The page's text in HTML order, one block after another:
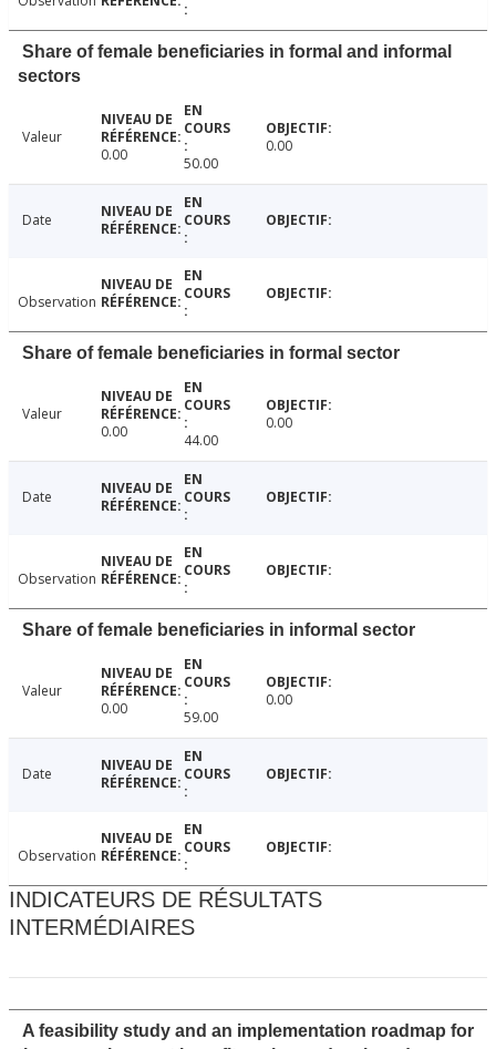
Share of female beneficiaries in formal and informal
sectors
Valeur
0.00
50.00
0.00
Date
Observation
Share of female beneficiaries in formal sector
Valeur
0.00
44.00
0.00
Date
Observation
Share of female beneficiaries in informal sector
Valeur
0.00
59.00
0.00
Date
Observation
INDICATEURS DE RÉSULTATS
INTERMÉDIAIRES
A feasibility study and an implementation roadmap for